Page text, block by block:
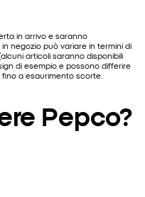
in arrivo e saranno
negozio può variare in termini di
articoli saranno disponibili
di esempio e possono differire
a esaurimento scorte.
Pepco?